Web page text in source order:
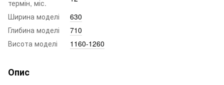
термін, міс.
Ширина моделі
630
Глибина моделі
710
Висота моделі
1160-1260
Опис